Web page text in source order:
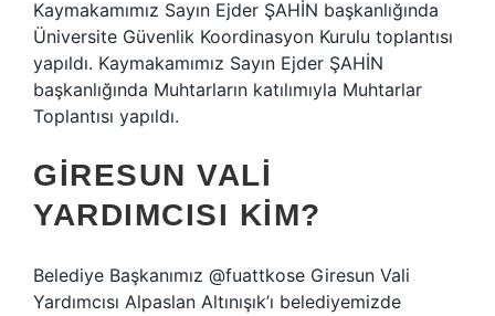
Kaymakamımız Sayın Ejder ŞAHİN başkanlığında
Üniversite Güvenlik Koordinasyon Kurulu toplantısı
yapıldı. Kaymakamımız Sayın Ejder ŞAHİN
başkanlığında Muhtarların katılımıyla Muhtarlar
Toplantısı yapıldı.
GIRESUN VALI
YARDIMCISI KIM?
Belediye Başkanımız @fuattkose Giresun Vali
Yardımcısı Alpaslan Altınışık’ı belediyemizde